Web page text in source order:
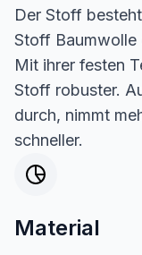
Der Stoff
Stoff Baumwolle
Mit ihrer festen
Stoff robuster.
durch, nimmt
schneller.
Material